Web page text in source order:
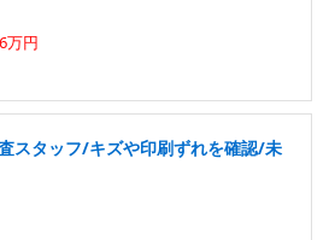
万円
スタッフ/キズや印刷ずれを確認/未